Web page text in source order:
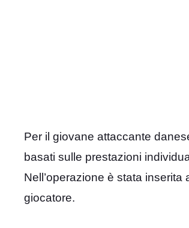
Per il giovane attaccante
basati sulle prestazioni
Nell’operazione è stata inserita
giocatore.